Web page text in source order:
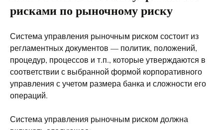
рисками по рыночному риску
Система управления рыночным риском состоит из
регламентных документов — политик, положений,
процедур, процессов и т.п., которые утверждаются в
соответствии с выбранной формой корпоративного
управления с учетом размера банка и сложности его
операций.
Система управления рыночным риском должна